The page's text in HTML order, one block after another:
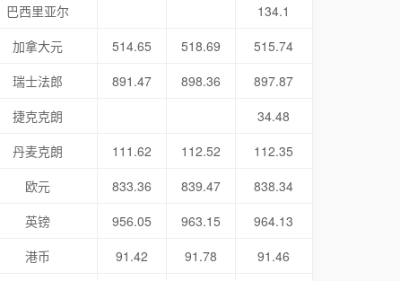
巴西里亚尔
134.1
加拿大元
514.65 518.69
515.74
瑞士法郎
891.47 898.36
897.87
捷克克朗
34.48
丹麦克朗
111.62 112.52
112.35
欧元
833.36 839.47
838.34
英镑
956.05 963.15
964.13
港币
91.42 91.78
91.46